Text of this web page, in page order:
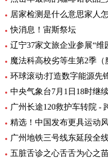
快消息！宙斯祭坛
辽宁37家文旅企业参展“维
中央气象台7月1日18时继
精选！中国发布更具运动
广州地铁三号线东延段全